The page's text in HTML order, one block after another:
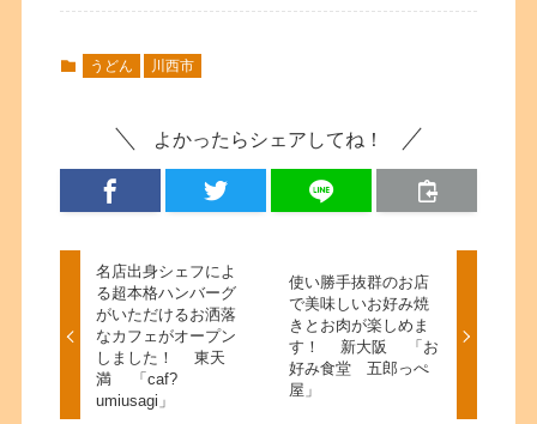
うどん 川西市
よかったらシェアしてね！
名店出身シェフによ
る超本格ハンバーグ
がいただけるお洒落
なカフェがオープン
しました！ 東天
満 「caf?
umiusagi」
使い勝手抜群のお店
で美味しいお好み焼
きとお肉が楽しめま
す！ 新大阪 「お
好み食堂 五郎っぺ
屋」